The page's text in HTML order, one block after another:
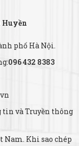
Huyền
phố Hà Nội.
096 432 8383
tin và Truyền thông
Nam. Khi sao chép